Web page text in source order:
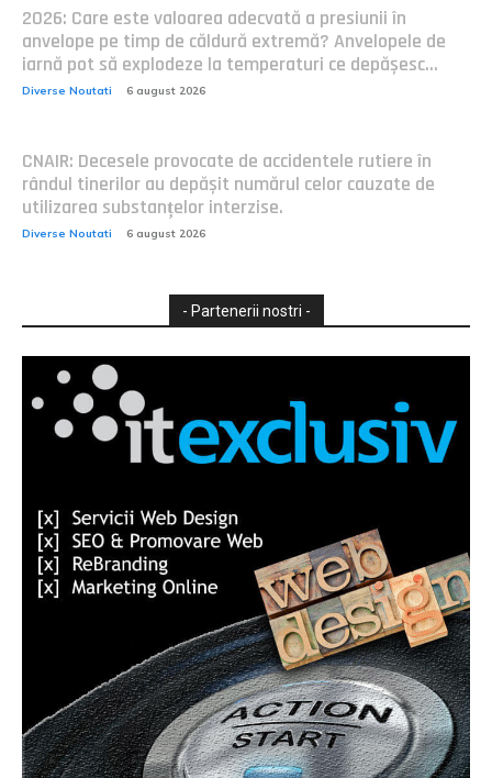
2026: Care este valoarea adecvată a presiunii în
anvelope pe timp de căldură extremă? Anvelopele de
iarnă pot să explodeze la temperaturi ce depășesc...
Diverse Noutati 6 august 2026
CNAIR: Decesele provocate de accidentele rutiere în
rândul tinerilor au depășit numărul celor cauzate de
utilizarea substanțelor interzise.
Diverse Noutati 6 august 2026
- Partenerii nostri -